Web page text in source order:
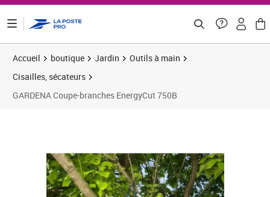
Accueil boutique Jardin
Outils à main
Cisailles, sécateurs
GARDENA Coupe-branches EnergyCut 750B